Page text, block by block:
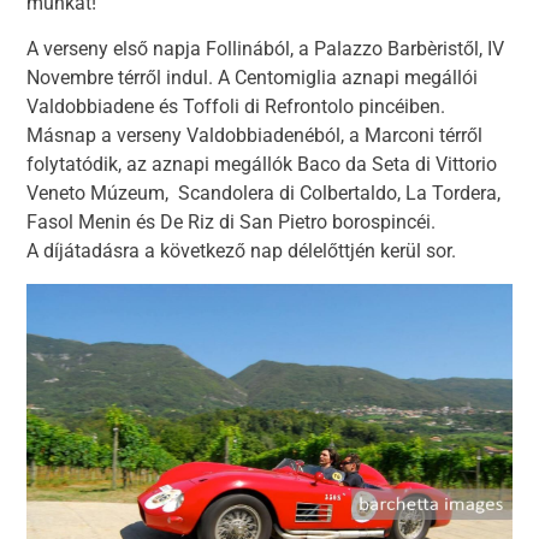
A verseny első napja Follinából, a Palazzo Barbèristől, IV
Novembre térről indul. A Centomiglia aznapi megállói
Valdobbiadene és Toffoli di Refrontolo pincéiben.
Másnap a verseny Valdobbiadenéból, a Marconi térről
folytatódik, az aznapi megállók Baco da Seta di Vittorio
Veneto Múzeum, Scandolera di Colbertaldo, La Tordera,
Fasol Menin és De Riz di San Pietro borospincéi.
A díjátadásra a következő nap délelőttjén kerül sor.